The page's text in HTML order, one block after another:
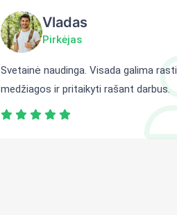
Vladas
Pirkėjas
Svetainė naudinga. Visada galima rasti
medžiagos ir pritaikyti rašant darbus.